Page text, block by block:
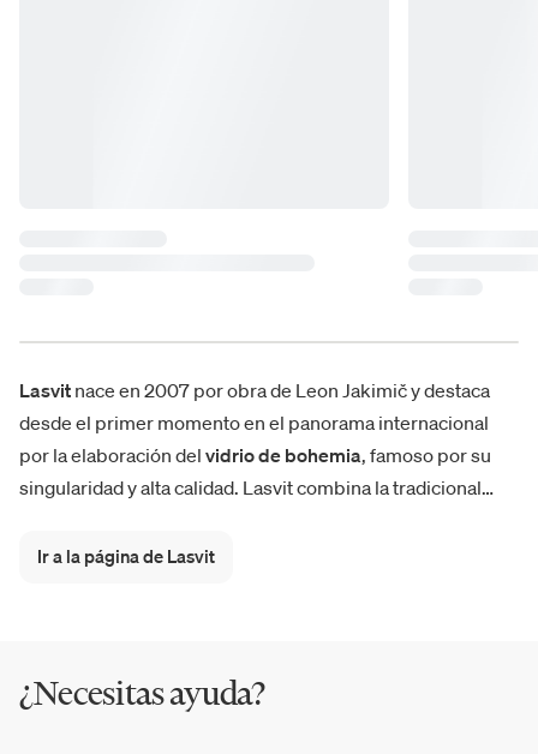
Lasvit nace en 2007 por obra de Leon Jakimič y destaca
desde el primer momento en el panorama internacional
por la elaboración del vidrio de bohemia, famoso por su
singularidad y alta calidad. Lasvit combina la tradicional
creatividad. En pocos años, gracias a este sabio
Neverending Glory
Lasvit Lollipop
Lasvit se enorgullece de colaboraciones con numerosos
Ir a la página de Lasvit
¿Necesitas ayuda?